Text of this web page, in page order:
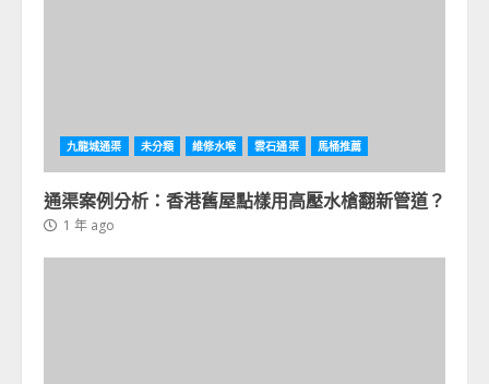
九龍城通渠 未分類 維修水喉 雲石通渠 馬桶推薦
通渠案例分析：香港舊屋點樣用高壓水槍翻新管道？
1 年 ago